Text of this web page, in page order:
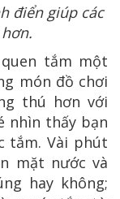
điển giúp các
tắm một
món đồ chơi
thú hơn với
nhìn thấy bạn
tắm. Vài phút
mặt nước và
hay không;